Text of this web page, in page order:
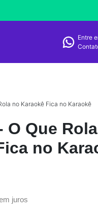
Entre
no Karaokê Fica no Karaokê
O Que
no
juros